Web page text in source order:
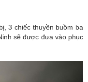
3 chiếc thuyền buồm ba
sẽ được đưa vào phục